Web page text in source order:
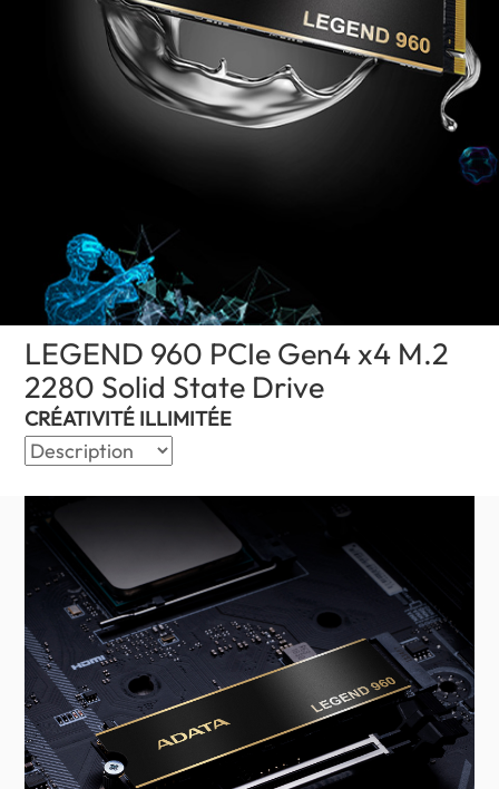
LEGEND 960 PCIe Gen4 x4 M.2
2280 Solid State Drive
CRÉATIVITÉ ILLIMITÉE